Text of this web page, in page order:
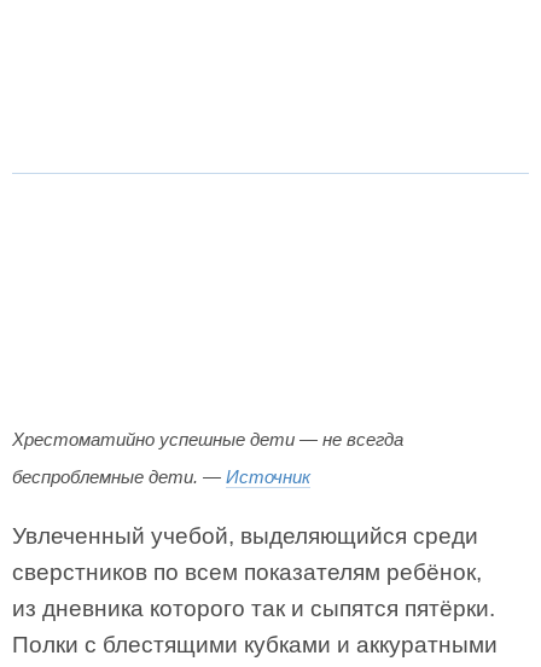
Хрестоматийно успешные дети — не всегда
беспроблемные дети. — Источник
Увлеченный учебой, выделяющийся среди
сверстников по всем показателям ребёнок,
из дневника которого так и сыпятся пятёрки.
Полки с блестящими кубками и аккуратными